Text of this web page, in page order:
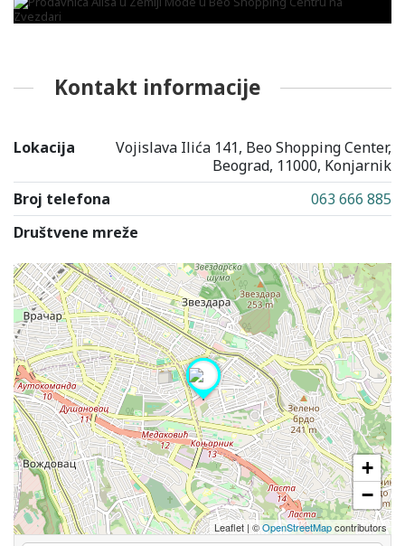
Kontakt informacije
Lokacija
Vojislava Ilića 141, Beo Shopping Center,
Beograd, 11000, Konjarnik
Broj telefona
063 666 885
Društvene mreže
+
−
Leaflet| ©OpenStreetMapcontributors